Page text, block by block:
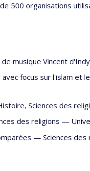
500 organisations
de musique Vincent d'Indy
focus sur l'islam et
, Sciences des
des religions —
— Sciences des